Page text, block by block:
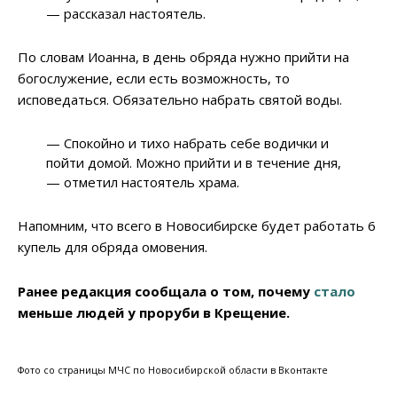
— рассказал настоятель.
По словам Иоанна, в день обряда нужно прийти на
богослужение, если есть возможность, то
исповедаться. Обязательно набрать святой воды.
— Спокойно и тихо набрать себе водички и
пойти домой. Можно прийти и в течение дня,
— отметил настоятель храма.
Напомним, что всего в Новосибирске будет работать 6
купель для обряда омовения.
Ранее редакция сообщала о том, почему стало
меньше людей у проруби в Крещение.
Фото со страницы МЧС по Новосибирской области в Вконтакте